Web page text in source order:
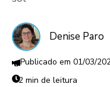
Denise Paro
01/03/
2 min de leitura